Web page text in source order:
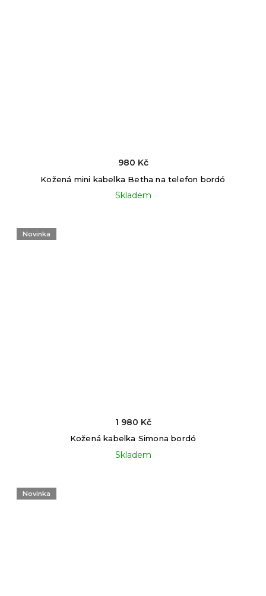
Kožená mini kabelka Betha na telefon bordó
Skladem
980 Kč
Novinka
Kožená kabelka Simona bordó
Skladem
1 980 Kč
Novinka